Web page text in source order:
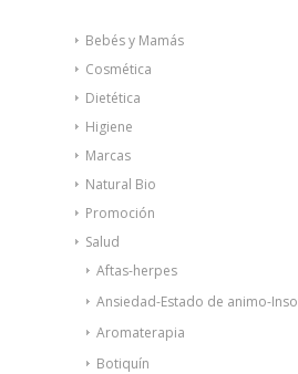
Bebés y Mamás
Cosmética
Dietética
Higiene
Marcas
Natural Bio
Promoción
Salud
Aftas-herpes
Ansiedad-Estado de animo-
Aromaterapia
Botiquín